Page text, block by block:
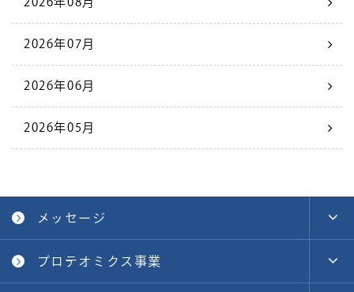
2026年07月
2026年06月
2026年05月
メッセージ
プロテオミクス事業